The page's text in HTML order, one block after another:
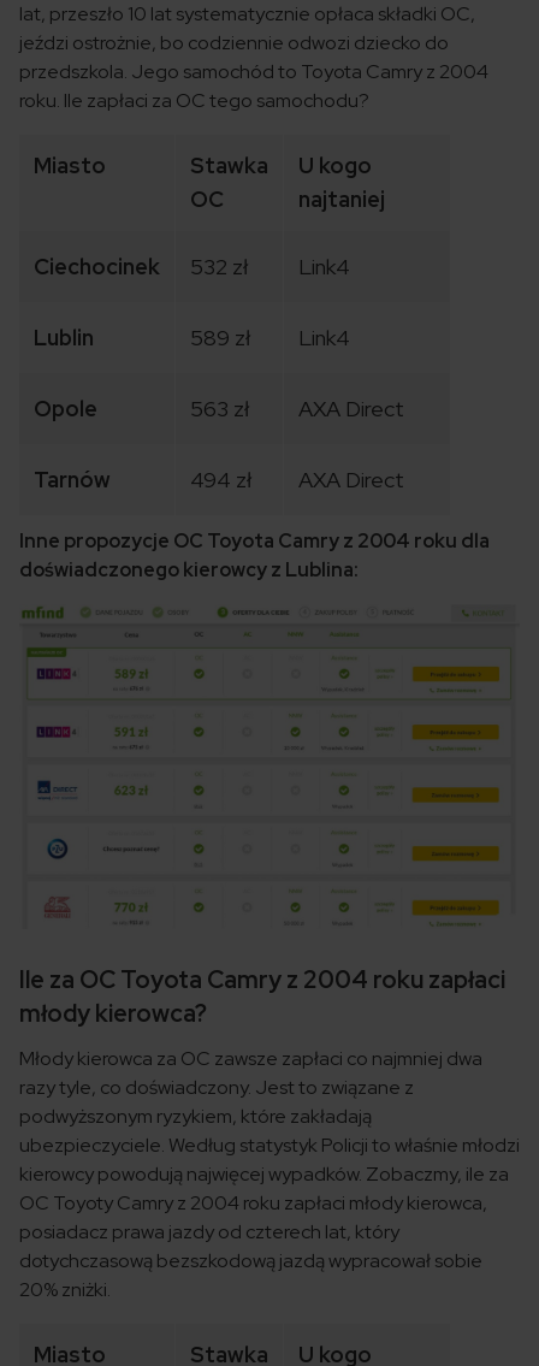
lat, przeszło 10 lat systematycznie opłaca składki OC,
jeździ ostrożnie, bo codziennie odwozi dziecko do
przedszkola. Jego samochód to Toyota Camry z 2004
roku. Ile zapłaci za OC tego samochodu?
Miasto
Stawka
OC
U kogo
najtaniej
Ciechocinek 532 zł Link4
Lublin 589 zł Link4
Opole 563 zł AXA Direct
Tarnów 494 zł AXA Direct
Inne propozycje OC Toyota Camry z 2004 roku dla
doświadczonego kierowcy z Lublina:
Ile za OC Toyota Camry z 2004 roku zapłaci
młody kierowca?
Młody kierowca za OC zawsze zapłaci co najmniej dwa
razy tyle, co doświadczony. Jest to związane z
podwyższonym ryzykiem, które zakładają
ubezpieczyciele. Według statystyk Policji to właśnie młodzi
kierowcy powodują najwięcej wypadków. Zobaczmy, ile za
OC Toyoty Camry z 2004 roku zapłaci młody kierowca,
posiadacz prawa jazdy od czterech lat, który
dotychczasową bezszkodową jazdą wypracował sobie
20% zniżki.
Miasto
Stawka
U kogo